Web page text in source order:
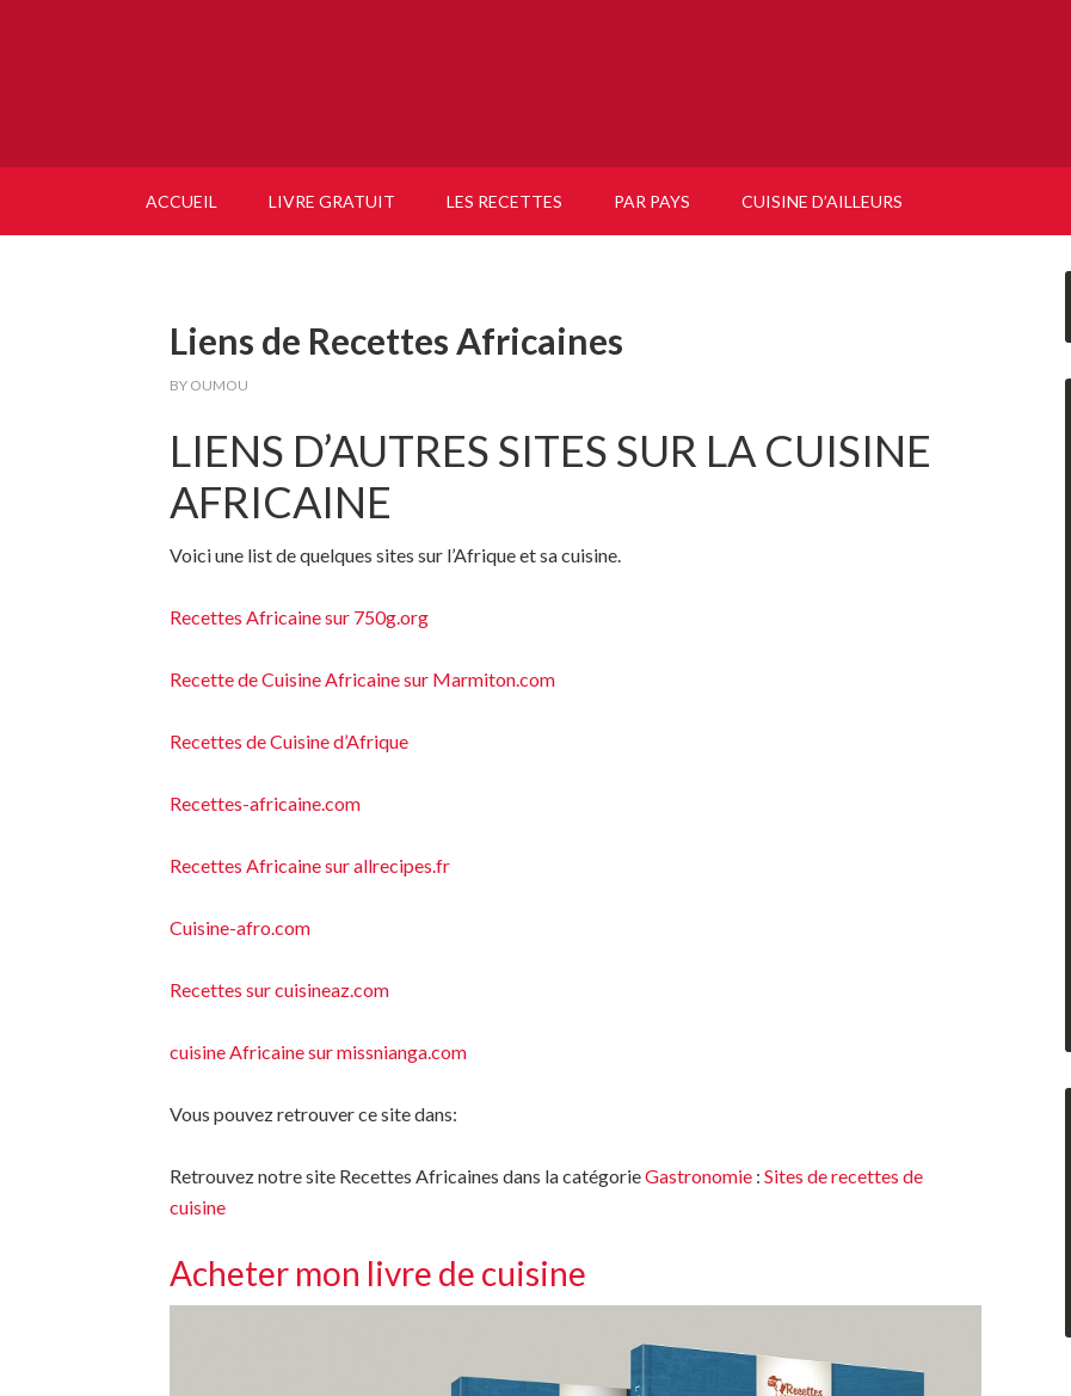
ACCUEIL LIVRE GRATUIT LES RECETTES PAR PAYS CUISINE D’AILLEURS
Liens de Recettes Africaines
BY OUMOU
LIENS D’AUTRES SITES SUR LA CUISINE
AFRICAINE
Voici une list de quelques sites sur l’Afrique et sa cuisine.
Recettes Africaine sur 750g.org
Recette de Cuisine Africaine sur Marmiton.com
Recettes de Cuisine d’Afrique
Recettes-africaine.com
Recettes Africaine sur allrecipes.fr
Cuisine-afro.com
Recettes sur cuisineaz.com
cuisine Africaine sur missnianga.com
Vous pouvez retrouver ce site dans:
Retrouvez notre site Recettes Africaines dans la catégorieGastronomie : Sites de recettes de
cuisine
Acheter mon livre de cuisine